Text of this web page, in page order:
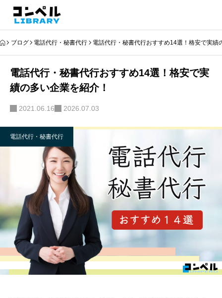
ブログ 電話代行・秘書代行 電話代行・秘書代行おすすめ14選！格安で実績
電話代行・秘書代行おすすめ14選！格安で実
績の多い企業を紹介！
2021.06.16 2026.07.03
電話代行・秘書代行